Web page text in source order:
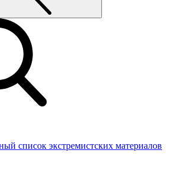
список экстремистских материалов